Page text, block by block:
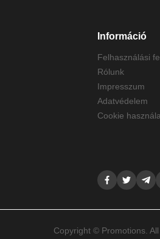
Információ
Felhasználási
Rólunk
Impresszum
Adatvédelem
Cookie
Copyright © Promotions.